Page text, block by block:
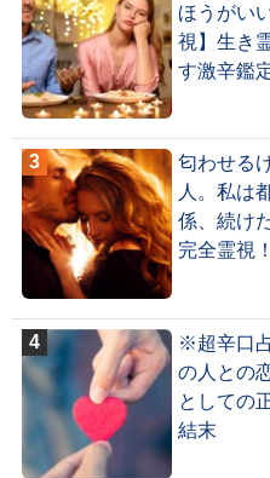
ほうがい
視】生き
す激辛鑑
匂わせる
人。私は
係、続け
完全霊視！
※超辛口
の人との
としての
結末